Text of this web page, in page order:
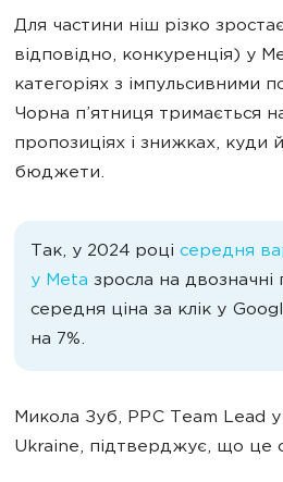
Для частини ніш різко
відповідно, конкуренція) у
категоріях з імпульсивними
Чорна п’ятниця тримається
пропозиціях і знижках, куди
бюджети.
Так, у 2024 році середня
у Meta зросла на двозначні
середня ціна за клік у
на 7%.
Микола Зуб, PPC Team Lead
Ukraine, підтверджує, що це